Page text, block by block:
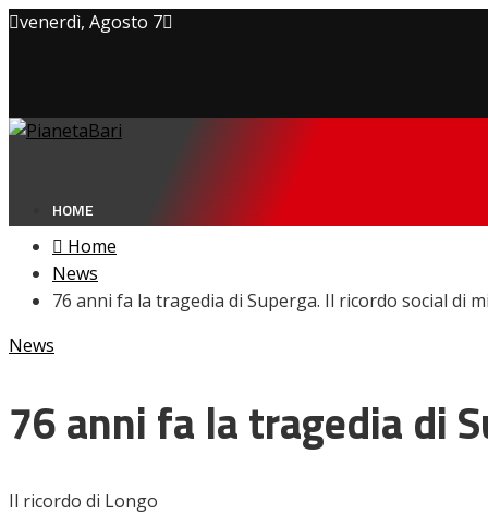
venerdì, Agosto 7
Cookie Policy
HOME
NEWS
Giovanili
Le pagelle
Home
News
76 anni fa la tragedia di Superga. Il ricordo social di
News
76 anni fa la tragedia di
Il ricordo di Longo